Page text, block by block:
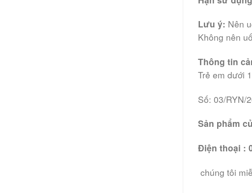
Lưu ý: Nên
Không nên
Thông tin
Trẻ em dưới
Số: 03/RYN/
Sản phẩm
Điện thoại :
chúng tôi